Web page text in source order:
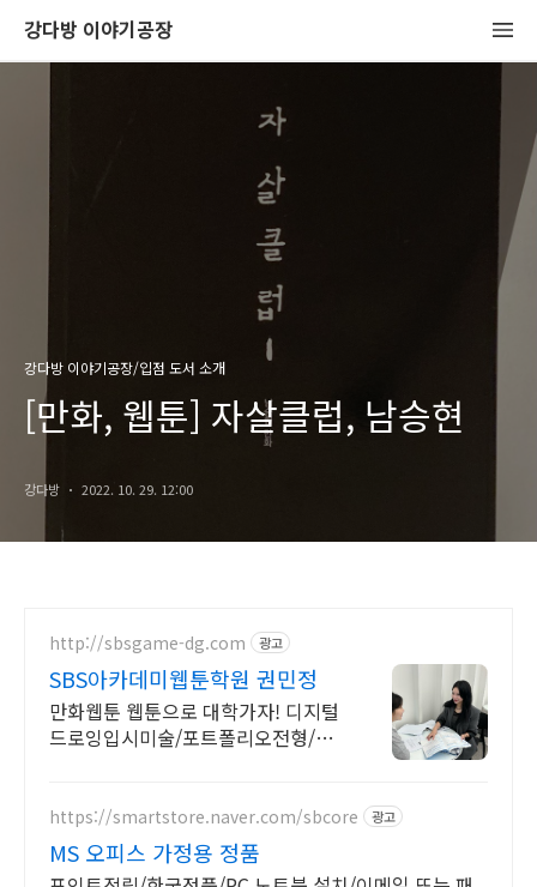
강다방 이야기공장
강다방 이야기공장/입점 도서 소개
[만화, 웹툰] 자살클럽, 남승현
강다방 2022. 10. 29. 12:00
http://sbsgame-dg.com 광고
SBS아카데미웹툰학원 권민정
만화웹툰 웹툰으로 대학가자! 디지털
드로잉입시미술/포트폴리오전형/내
https://smartstore.naver.com/sbcore 광고
MS 오피스 가정용 정품